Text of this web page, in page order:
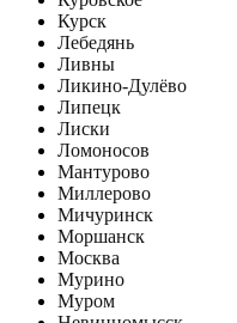
Курск
Лебедянь
Ливны
Ликино-Дулёво
Липецк
Лиски
Ломоносов
Мантурово
Миллерово
Мичуринск
Моршанск
Москва
Мурино
Муром